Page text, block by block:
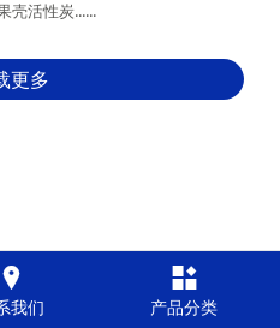
壳活性炭......
更多

我们

产品分类